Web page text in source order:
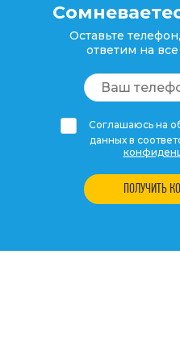
Оставьте
ответим на
Соглашаюсь на
данных в
ПОЛУЧИТЬ